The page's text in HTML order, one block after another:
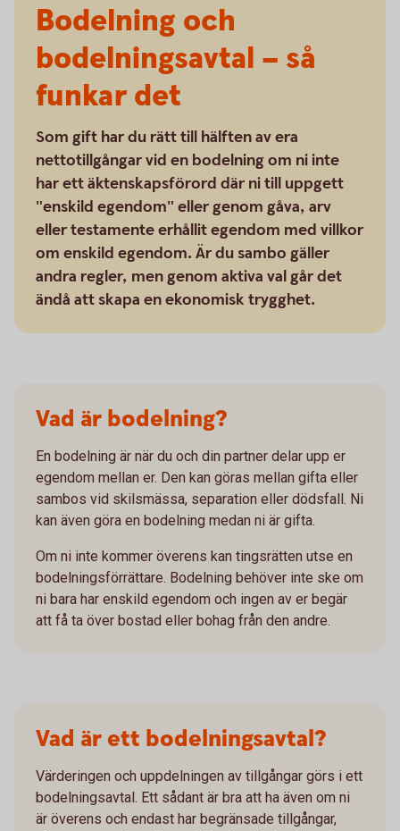
Bodelning och
bodelningsavtal – så
funkar det
Som gift har du rätt till hälften av era
nettotillgångar vid en bodelning om ni inte
har ett äktenskapsförord där ni till uppgett
"enskild egendom" eller genom gåva, arv
eller testamente erhållit egendom med villkor
om enskild egendom. Är du sambo gäller
andra regler, men genom aktiva val går det
ändå att skapa en ekonomisk trygghet.
Vad är bodelning?
En bodelning är när du och din partner delar upp er
egendom mellan er. Den kan göras mellan gifta eller
sambos vid skilsmässa, separation eller dödsfall. Ni
kan även göra en bodelning medan ni är gifta.
Om ni inte kommer överens kan tingsrätten utse en
bodelningsförrättare. Bodelning behöver inte ske om
ni bara har enskild egendom och ingen av er begär
att få ta över bostad eller bohag från den andre.
Vad är ett bodelningsavtal?
Värderingen och uppdelningen av tillgångar görs i ett
bodelningsavtal. Ett sådant är bra att ha även om ni
är överens och endast har begränsade tillgångar,